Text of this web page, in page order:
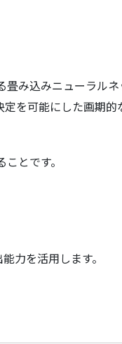
み込みニューラルネ
を可能にした画期的
とです。
力を活用します。